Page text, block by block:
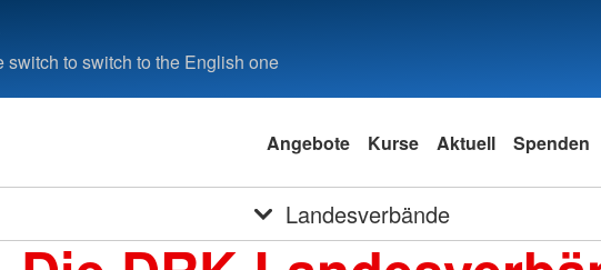
switch to switch to the English one
Angebote Kurse Aktuell Spenden
Landesverbände